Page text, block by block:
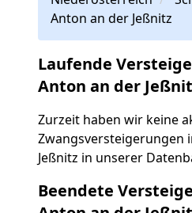
Anton an der Jeßnitz
Laufende
Anton an der
Zurzeit haben wir keine
Zwangsversteigerungen
Jeßnitz in unserer
Beendete